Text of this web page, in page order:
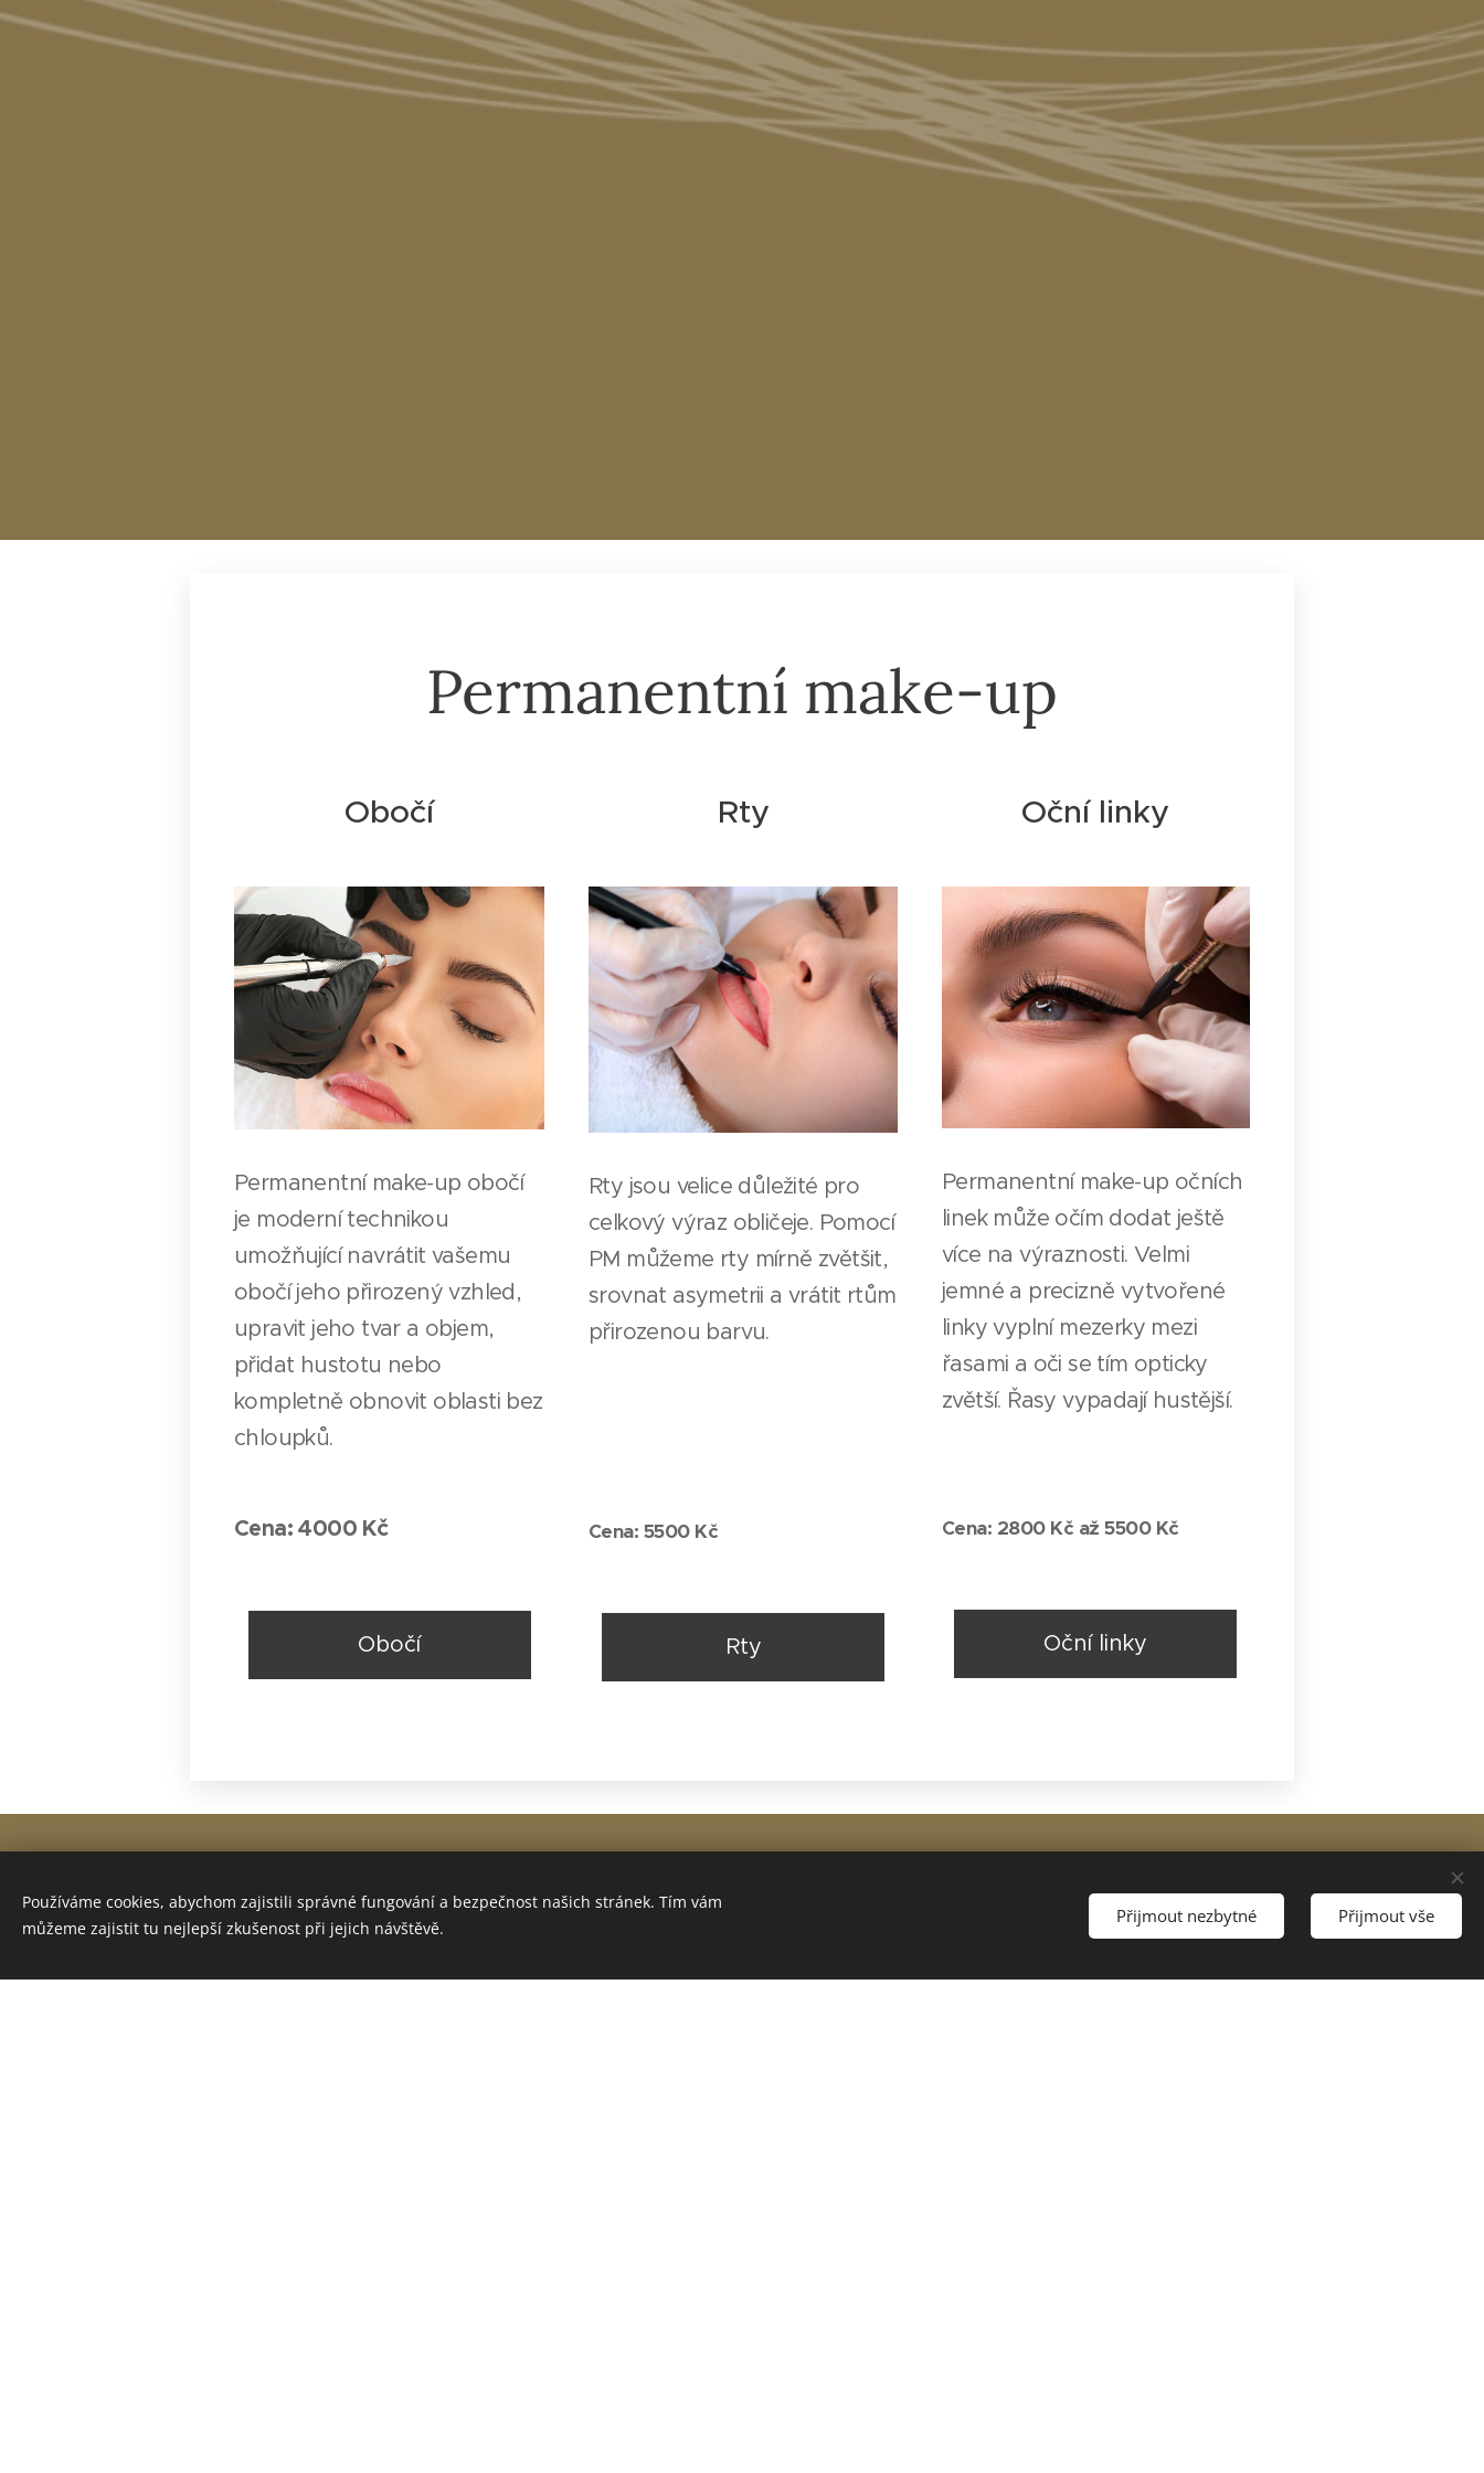
Permanentní make-up
Obočí
Permanentní make-up obočí
je moderní technikou
umožňující navrátit vašemu
obočí jeho přirozený vzhled,
upravit jeho tvar a objem,
přidat hustotu nebo
kompletně obnovit oblasti bez
chloupků.
Cena: 4000 Kč
Obočí
Rty
Rty jsou velice důležité pro
celkový výraz obličeje. Pomocí
PM můžeme rty mírně zvětšit,
srovnat asymetrii a vrátit rtům
přirozenou barvu.
Cena: 5500 Kč
Rty
Oční linky
Permanentní make-up očních
linek může očím dodat ještě
více na výraznosti. Velmi
jemné a precizně vytvořené
linky vyplní mezerky mezi
řasami a oči se tím opticky
zvětší. Řasy vypadají hustější.
Cena: 2800 Kč až 5500 Kč
Oční linky
Objednejte si naše služby
Používáme cookies, abychom zajistili správné fungování a bezpečnost našich stránek. Tím vám
můžeme zajistit tu nejlepší zkušenost při jejich návštěvě.
Přijmout nezbytné Přijmout vše